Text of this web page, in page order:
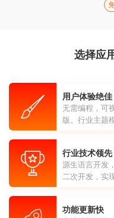
选择应
用户体验绝佳
无需编程，可
版。行业主题
行业技术领先
源生语言开发
二次开发，实
功能更新快